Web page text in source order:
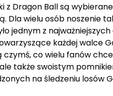
z Dragon Ball są
Dla wielu osób noszenie
jednym z
każdej walce
co wielu fanów
także swoistym
na śledzeniu losów